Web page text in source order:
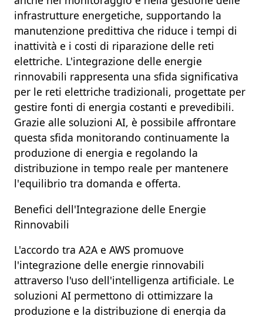
infrastrutture energetiche, supportando la
manutenzione predittiva che riduce i tempi di
inattività e i costi di riparazione delle reti
elettriche. L'integrazione delle energie
rinnovabili rappresenta una sfida significativa
per le reti elettriche tradizionali, progettate per
gestire fonti di energia costanti e prevedibili.
Grazie alle soluzioni AI, è possibile affrontare
questa sfida monitorando continuamente la
produzione di energia e regolando la
distribuzione in tempo reale per mantenere
l'equilibrio tra domanda e offerta.
Benefici dell'Integrazione delle Energie
Rinnovabili
L'accordo tra A2A e AWS promuove
l'integrazione delle energie rinnovabili
attraverso l'uso dell'intelligenza artificiale. Le
soluzioni AI permettono di ottimizzare la
produzione e la distribuzione di energia da